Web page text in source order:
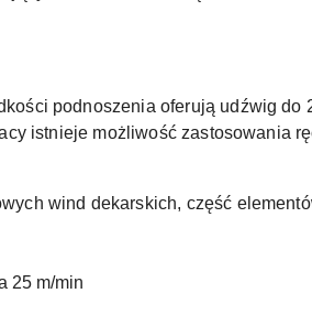
podnoszenia oferują udźwig do
istnieje możliwość zastosowania
wind dekarskich, część
25 m/min